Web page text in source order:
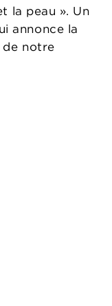
la peau ». Un
annonce la
de notre